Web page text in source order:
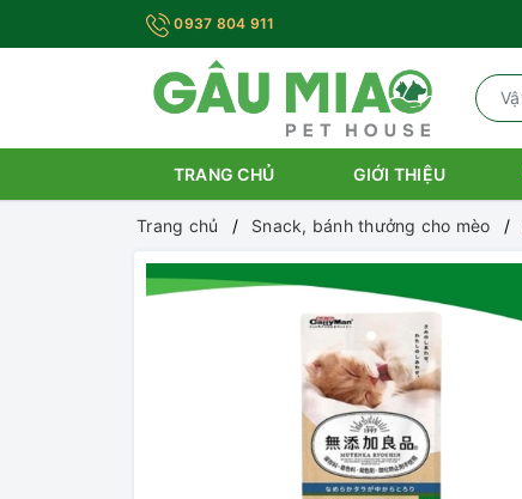
0937 804 911
TRANG CHỦ GIỚI THIỆU
Trang chủ Snack, bánh thưởng cho mèo